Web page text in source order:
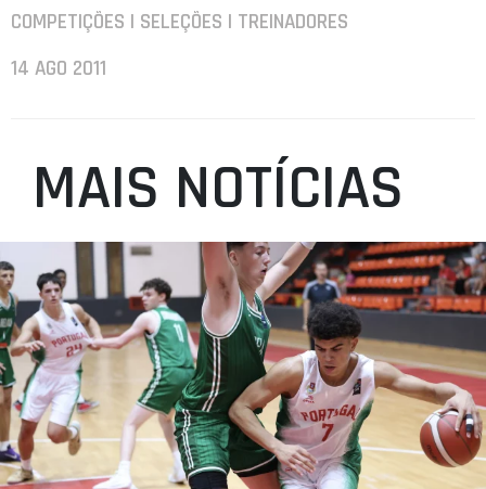
COMPETIÇÕES | SELEÇÕES | TREINADORES
14 AGO 2011
MAIS NOTÍCIAS